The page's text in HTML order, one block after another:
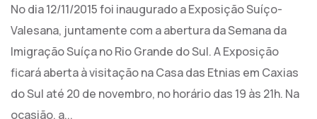
No dia 12/11/2015 foi inaugurado a Exposição Suíço-
Valesana, juntamente com a abertura da Semana da
Imigração Suíça no Rio Grande do Sul. A Exposição
ficará aberta à visitação na Casa das Etnias em Caxias
do Sul até 20 de novembro, no horário das 19 às 21h. Na
ocasião, a...